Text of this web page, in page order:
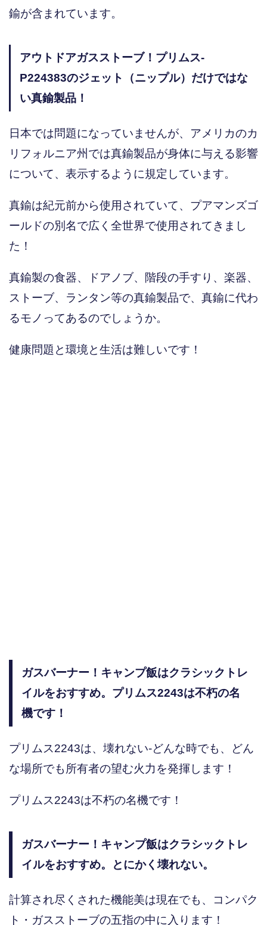
鍮が含まれています。
アウトドアガスストーブ！プリムス-
P224383のジェット（ニップル）だけではな
い真鍮製品！
日本では問題になっていませんが、アメリカのカ
リフォルニア州では真鍮製品が身体に与える影響
について、表示するように規定しています。
真鍮は紀元前から使用されていて、プアマンズゴ
ールドの別名で広く全世界で使用されてきまし
た！
真鍮製の食器、ドアノブ、階段の手すり、楽器、
ストーブ、ランタン等の真鍮製品で、真鍮に代わ
るモノってあるのでしょうか。
健康問題と環境と生活は難しいです！
ガスバーナー！キャンプ飯はクラシックトレ
イルをおすすめ。プリムス2243は不朽の名
機です！
プリムス2243は、壊れない-どんな時でも、どん
な場所でも所有者の望む火力を発揮します！
プリムス2243は不朽の名機です！
ガスバーナー！キャンプ飯はクラシックトレ
イルをおすすめ。とにかく壊れない。
計算され尽くされた機能美は現在でも、コンパク
ト・ガスストーブの五指の中に入ります！